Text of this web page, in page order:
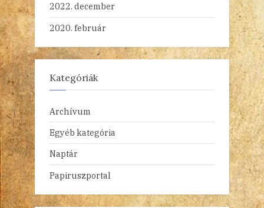
2022. december
2020. február
Kategóriák
Archívum
Egyéb kategória
Naptár
Papiruszportal